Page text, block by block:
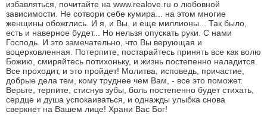
избавляться, почитайте на www.realove.ru о любовной
зависимости. Не сотвори себе кумира... на этом многие
женщины обожглись. И я, и Вы, и еще миллионы... Так было,
есть и наверное будет... Но нельзя опускать руки. С нами
Господь. И это замечательно, что Вы верующая и
воцерковленная. Потерпите, постарайтесь принять все как волю
Божию, смиряйтесь потихоньку, и жизнь постепенно наладится.
Все проходит, и это пройдет! Молитва, исповедь, причастие,
добрые дела тем, кому труднее чем Вам, - все это поможет.
Верьте, терпите, стиснув зубы, боль постепенно будет стихать,
сердце и душа успокаиваться, и однажды улыбка снова
сверкнет на Вашем лице! Храни Вас Бог!